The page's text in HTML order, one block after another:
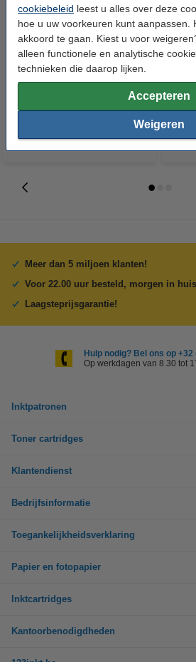
cookiebeleid leest u alles over deze
hoe u uw voorkeuren kunt aanpassen.
akkoord te gaan. Kiest u voor
alleen functionele en analytische
technieken die daarop lijken.
Accepteren
Weigeren
123inkt kopieerpapier 1 pak van
500 vellen A4 - 80 g/m²
Meer dan 5 miljoen klanten!
Voor 22.00 uur besteld, morgen in
Laagsteprijsgarantie!
Hulp nodig? Bel ons op +32
Op werkdagen van 8.30 tot
Inktpatronen
Toner cartridges
Klantendienst
Bedrijfsinformatie
Toegankelijkheidsverklaring
Papier en fotopapier
Inktcartridges
Kantoorbenodigdheden